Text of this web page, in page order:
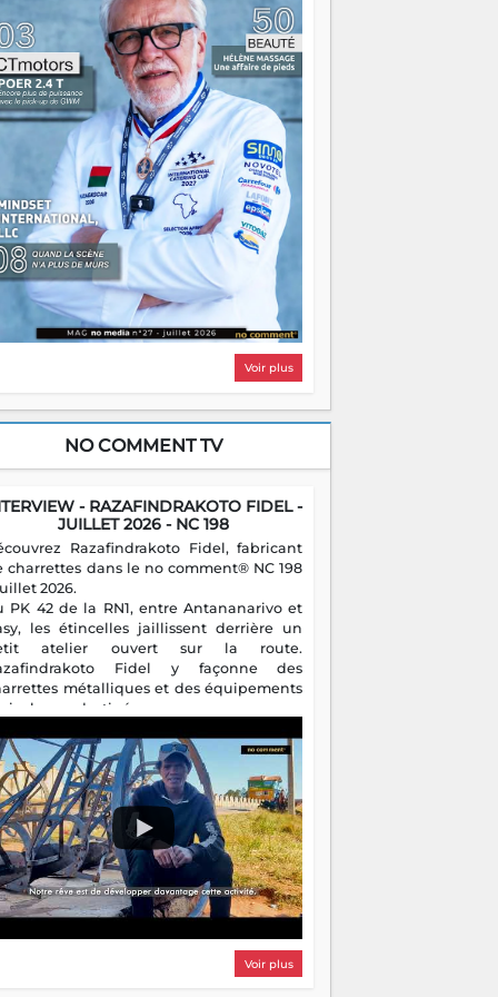
on pourrait s'arrêter là, applaudir et
chez soi satisfait. Mais ce serait
à côté d'une chose essentielle. La
ça brûle fort — et parfois, ça brûle
Une flamme sans direction peut
autant qu'elle peut consumer. C'est
que les aînés entrent en scène — pas
reprendre le gouvernail, mais pour
où sont les récifs. Les jeunes ont la
les vieux ont l'expérience, comme on
Ce n'est pas un combat de générations
c'est une question d'équipage. Partagez
réussites, mais aussi vos échecs. Surtout
échecs, d'ailleurs — ils enseignent
que n'importe quel manuel. À
la barque avance. Il faut juste
que tout le monde rame dans le
Voir plus
NO COMMENT TV
- RAZAFINDRAKOTO FIDEL -
JUILLET 2026 - NC 198
Razafindrakoto Fidel, fabricant
charrettes dans le no comment® NC 198
2026.
PK 42 de la RN1, entre Antananarivo et
les étincelles jaillissent derrière un
atelier ouvert sur la route.
Fidel y façonne des
métalliques et des équipements
destinés aux campagnes
il perpétue un métier discret mais
Voir plus